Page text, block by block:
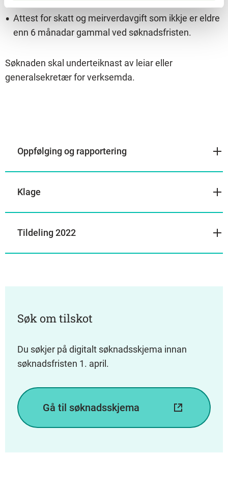
Attest for skatt og meirverdavgift som ikkje er eldre
enn 6 månadar gammal ved søknadsfristen.
Søknaden skal underteiknast av leiar eller
generalsekretær for verksemda.
Oppfølging og rapportering
Klage
Tildeling 2022
Søk om tilskot
Du søkjer på digitalt søknadsskjema innan
søknadsfristen 1. april.
Gå til søknadsskjema